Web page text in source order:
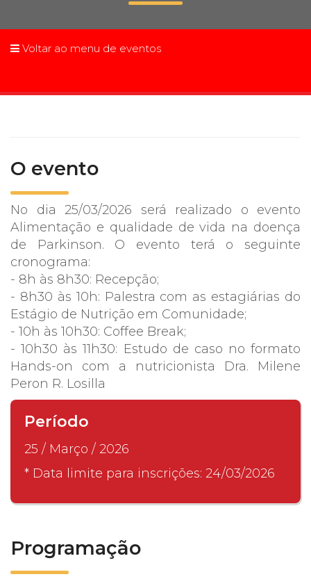
Prouni
Desconto de pontualidade
UATI
Voltar ao menu de eventos
O evento
No dia 25/03/2026 será realizado o evento
Alimentação e qualidade de vida na doença
de Parkinson. O evento terá o seguinte
cronograma:
- 8h às 8h30: Recepção;
- 8h30 às 10h: Palestra com as estagiárias do
Estágio de Nutrição em Comunidade;
- 10h às 10h30: Coffee Break;
- 10h30 às 11h30: Estudo de caso no formato
Hands-on com a nutricionista Dra. Milene
Peron R. Losilla
Período
25 / Março / 2026
* Data limite para inscrições: 24/03/2026
Programação